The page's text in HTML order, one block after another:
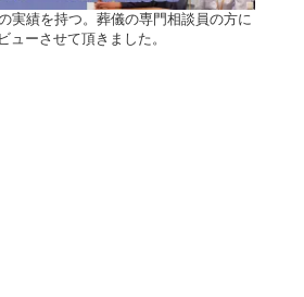
実績を持つ。葬儀の専門相談員の方に
ューさせて頂きました。